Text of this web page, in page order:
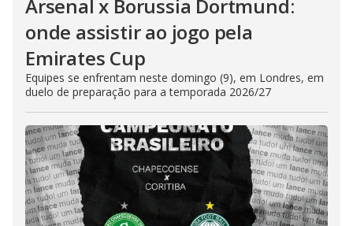
Arsenal x Borussia Dortmund:
onde assistir ao jogo pela
Emirates Cup
Equipes se enfrentam neste domingo (9), em Londres, em
duelo de preparação para a temporada 2026/27